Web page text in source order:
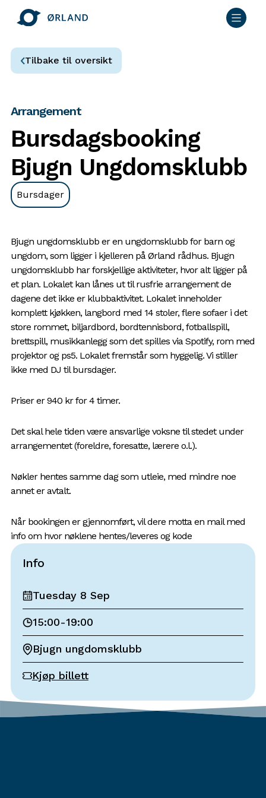
Tilbake til oversikt
Arrangement
Bursdagsbooking
Bjugn Ungdomsklubb
Bursdager
Bjugn ungdomsklubb er en ungdomsklubb for barn og
ungdom, som ligger i kjelleren på Ørland rådhus. Bjugn
ungdomsklubb har forskjellige aktiviteter, hvor alt ligger på
et plan. Lokalet kan lånes ut til rusfrie arrangement de
dagene det ikke er klubbaktivitet. Lokalet inneholder
komplett kjøkken, langbord med 14 stoler, flere sofaer i det
store rommet, biljardbord, bordtennisbord, fotballspill,
brettspill, musikkanlegg som det spilles via Spotify, rom med
projektor og ps5. Lokalet fremstår som hyggelig. Vi stiller
ikke med DJ til bursdager.
Priser er 940 kr for 4 timer.
Det skal hele tiden være ansvarlige voksne til stedet under
arrangementet (foreldre, foresatte, lærere o.l.).
Nøkler hentes samme dag som utleie, med mindre noe
annet er avtalt.
Når bookingen er gjennomført, vil dere motta en mail med
info om hvor nøklene hentes/leveres og kode
Info
Tuesday 8 Sep
15:00-19:00
Bjugn ungdomsklubb
Kjøp billett